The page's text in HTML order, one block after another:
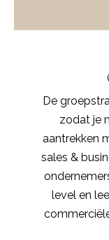
De
zodat je
aantrekken
sales &
level en